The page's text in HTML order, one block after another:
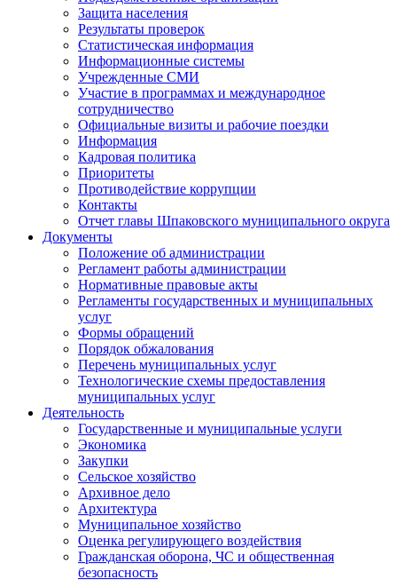
Защита населения
Результаты проверок
Статистическая информация
Информационные системы
Учрежденные СМИ
Участие в программах и международное
сотрудничество
Официальные визиты и рабочие поездки
Информация
Кадровая политика
Приоритеты
Противодействие коррупции
Контакты
Отчет главы Шпаковского муниципального округа
Документы
Положение об администрации
Регламент работы администрации
Нормативные правовые акты
Регламенты государственных и муниципальных
услуг
Формы обращений
Порядок обжалования
Перечень муниципальных услуг
Технологические схемы предоставления
муниципальных услуг
Деятельность
Государственные и муниципальные услуги
Экономика
Закупки
Сельское хозяйство
Архивное дело
Архитектура
Муниципальное хозяйство
Оценка регулирующего воздействия
Гражданская оборона, ЧС и общественная
безопасность